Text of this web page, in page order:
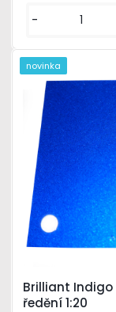
-
Brilliant
ředění 1:20
novinka